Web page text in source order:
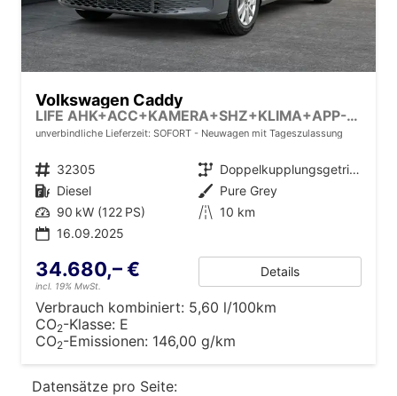
Volkswagen Caddy
LIFE AHK+ACC+KAMERA+SHZ+KLIMA+APP-CONNECT
unverbindliche Lieferzeit: SOFORT Neuwagen mit Tageszulassung
Fahrzeugnr. 32305 Getriebe
Doppelkupplungsgetriebe (DSG)
Kraftstoff Diesel Außenfarbe Pure Grey
Leistung 90 kW (122 PS) Kilometerstand 10 km
16.09.2025
34.680,– €
incl. 19% MwSt.
Details
Verbrauch kombiniert: 5,60 l/100km
CO2-Klasse: E
CO2-Emissionen: 146,00 g/km
Datensätze pro Seite: